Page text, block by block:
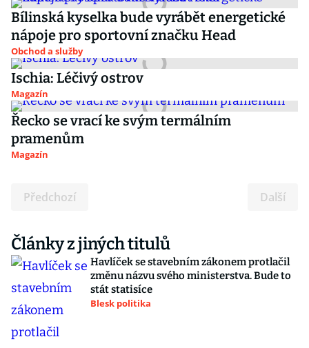
Bílinská kyselka bude vyrábět energetické
nápoje pro sportovní značku Head
Obchod a služby
Ischia: Léčivý ostrov
Magazín
Řecko se vrací ke svým termálním
pramenům
Magazín
Předchozí Další
Články z jiných titulů
Havlíček se stavebním zákonem protlačil
změnu názvu svého ministerstva. Bude to
stát statisíce
Blesk politika